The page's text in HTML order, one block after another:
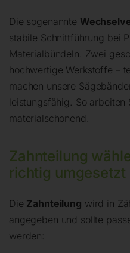
Die sogenannte
stabile Schnittführung bei
Materialbündeln. Zwei
hochwertige Werkstoffe –
machen unsere
leistungsfähig. So arbeiten
materialschonend.
Zahnteilung
richtig umgesetzt
Die Zahnteilung wird in
angegeben und sollte
werden: